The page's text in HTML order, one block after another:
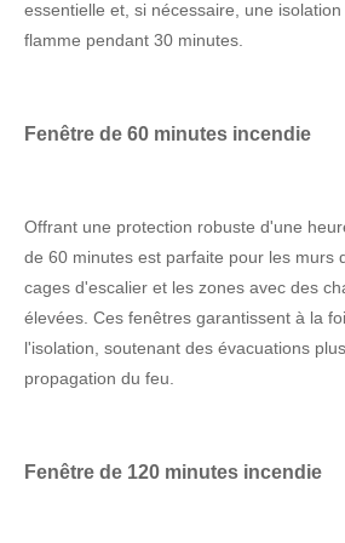
essentielle et, si nécessaire, une
flamme pendant 30 minutes.
Fenêtre de 60 minutes incendie
Offrant une protection robuste d'une
de 60 minutes est parfaite pour les murs
cages d'escalier et les zones avec des
élevées. Ces fenêtres garantissent à la
l'isolation, soutenant des évacuations
propagation du feu.
Fenêtre de 120 minutes incendie